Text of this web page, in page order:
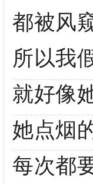
都被风
所以我
就好像
她点烟
每次都